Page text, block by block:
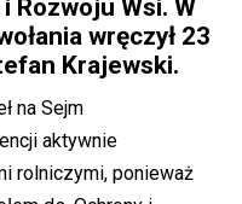
Rozwoju Wsi. W
wręczył 23
Krajewski.
na Sejm
aktywnie
rolniczymi, ponieważ